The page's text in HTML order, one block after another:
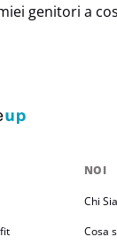
genitori a
NOI
Chi
Cosa